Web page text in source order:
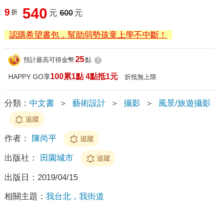
9 折 540 元 600 元
認購希望書包，幫助弱勢孩童上學不中斷！
預計最高可得金幣 25點 ?
HAPPY GO享100累1點 4點抵1元 折抵無上限
分類： 中文書 ＞ 藝術設計 ＞ 攝影 ＞ 風景/旅遊攝影
追蹤
作者： 陳尚平 追蹤
出版社： 田園城市 追蹤
出版日： 2019/04/15
相關主題： 我台北，我街道